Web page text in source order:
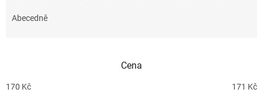
o
Abecedně
Cena
170 Kč 171 Kč